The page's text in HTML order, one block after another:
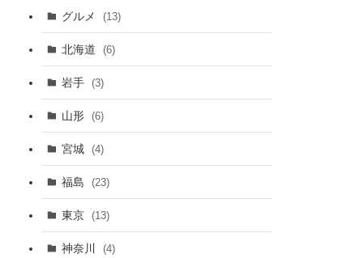
グルメ (13)
北海道 (6)
岩手 (3)
山形 (6)
宮城 (4)
福島 (23)
東京 (13)
神奈川 (4)